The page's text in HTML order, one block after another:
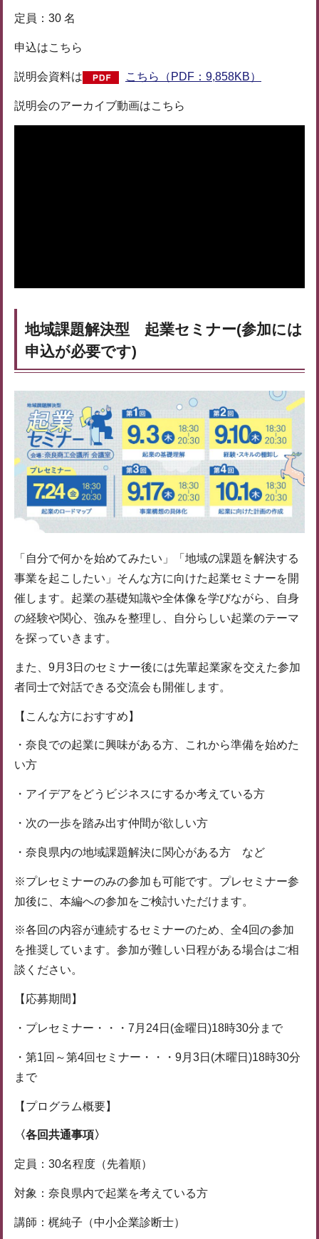
定員：30 名
申込はこちら
説明会資料は こちら（PDF：9,858KB）
説明会のアーカイブ動画はこちら
地域課題解決型 起業セミナー(参加には
申込が必要です)
「自分で何かを始めてみたい」「地域の課題を解決する
事業を起こしたい」そんな方に向けた起業セミナーを開
催します。起業の基礎知識や全体像を学びながら、自身
の経験や関心、強みを整理し、自分らしい起業のテーマ
を探っていきます。
また、9月3日のセミナー後には先輩起業家を交えた参加
者同士で対話できる交流会も開催します。
【こんな方におすすめ】
・奈良での起業に興味がある方、これから準備を始めた
い方
・アイデアをどうビジネスにするか考えている方
・次の一歩を踏み出す仲間が欲しい方
・奈良県内の地域課題解決に関心がある方 など
※プレセミナーのみの参加も可能です。プレセミナー参
加後に、本編への参加をご検討いただけます。
※各回の内容が連続するセミナーのため、全4回の参加
を推奨しています。参加が難しい日程がある場合はご相
談ください。
【応募期間】
・プレセミナー・・・7月24日(金曜日)18時30分まで
・第1回～第4回セミナー・・・9月3日(木曜日)18時30分
まで
【プログラム概要】
〈各回共通事項〉
定員：30名程度（先着順）
対象：奈良県内で起業を考えている方
講師：梶純子（中小企業診断士）